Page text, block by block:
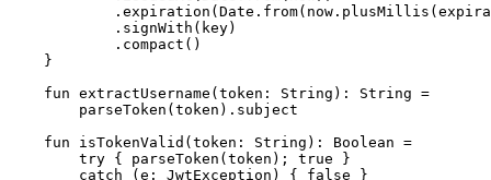
            .signWith(key)
            .compact()
    }
    fun extractUsername(token: String): String =
        parseToken(token).subject
    fun isTokenValid(token: String): Boolean =
        try { parseToken(token); true }
        catch (e: JwtException) { false }